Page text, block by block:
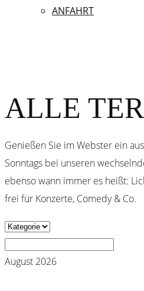
ANFAHRT
ALLE
Genießen Sie im Webster ein
Sonntags bei unseren
ebenso wann immer es heißt:
frei für Konzerte, Comedy & Co.
August 2026